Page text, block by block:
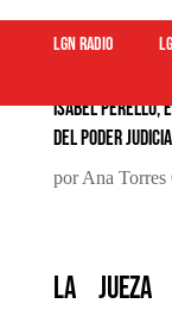
LGN Radio
Isabel Perelló,
del Poder
porAna Torres
La jueza